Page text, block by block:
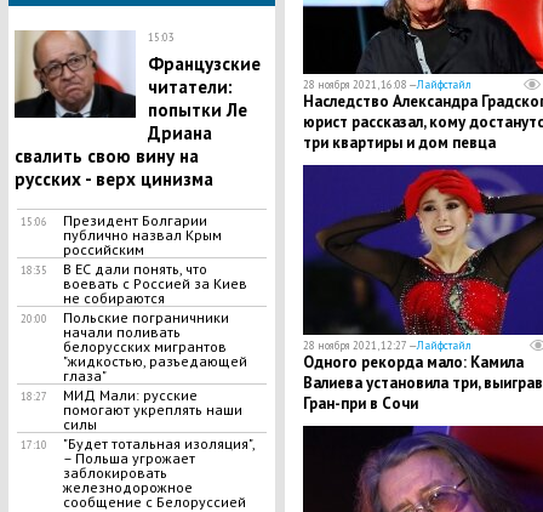
15:03
Французские
читатели:
попытки Ле
Дриана
свалить свою вину на
русских - верх цинизма
15:06
Президент Болгарии
публично назвал Крым
российским
18:35
В ЕС дали понять, что
воевать с Россией за Киев
не собираются
20:00
Польские пограничники
начали поливать
белорусских мигрантов
"жидкостью, разъедающей
глаза"
18:27
МИД Мали: русские
помогают укреплять наши
силы
17:10
"Будет тотальная изоляция",
– Польша угрожает
заблокировать
железнодорожное
сообщение с Белоруссией
28 ноября 2021, 16:08 —Лайфстайл
Наследство Александра
юрист рассказал, кому
три квартиры и дом певца
28 ноября 2021, 12:27 —Лайфстайл
Одного рекорда мало: Камила
Валиева установила три, выиграв
Гран-при в Сочи